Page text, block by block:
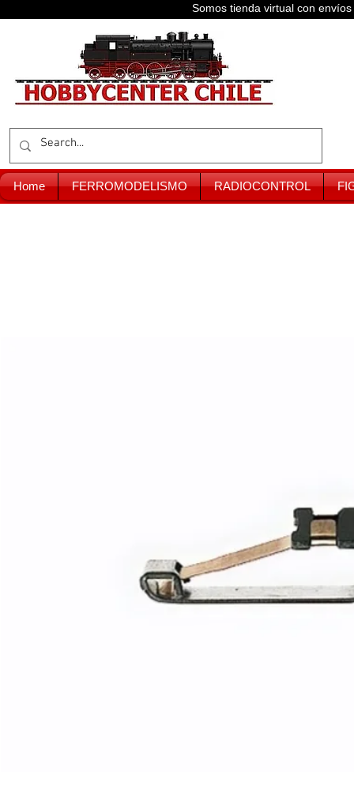
Somos tienda virtual con
Home FERROMODELISMO RADIOCONTROL